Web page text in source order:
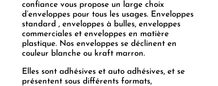
confiance vous propose un large choix
d’enveloppes pour tous les usages. Enveloppes
standard , enveloppes à bulles, enveloppes
commerciales et enveloppes en matière
plastique. Nos enveloppes se déclinent en
couleur blanche ou kraft marron.
Elles sont adhésives et auto adhésives, et se
présentent sous différents formats,